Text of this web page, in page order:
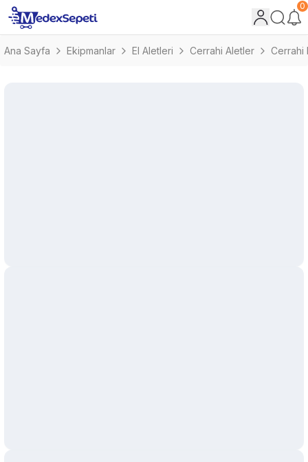
0
Ana Sayfa Ekipmanlar El Aletleri Cerrahi Aletler Cerrahi